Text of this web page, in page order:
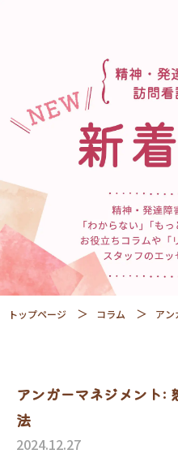
トップページ コラム アン
アンガーマネジメント:
法
2024.12.27